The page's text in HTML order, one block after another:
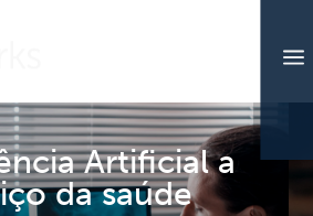
a
Artificial a
da saúde